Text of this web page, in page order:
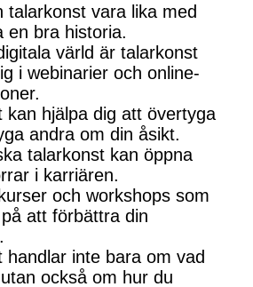
talarkonst vara lika med
en bra historia.
värld är talarkonst
i webinarier och online-
kan hjälpa dig att övertyga
andra om din åsikt.
talarkonst kan öppna
i karriären.
och workshops som
att förbättra din
handlar inte bara om vad
också om hur du